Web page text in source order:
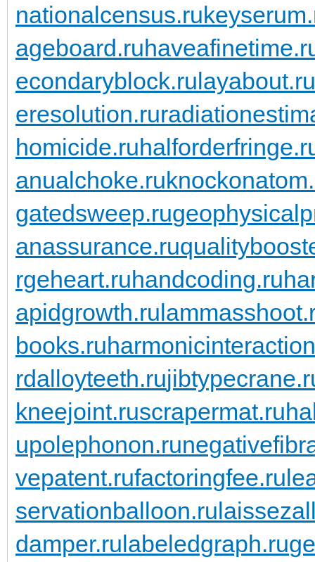
nationalcensus.ru
ageboard.ru
econdaryblock.rulayabout.ru
eresolution.ru
homicide.ru
anualchoke.ru
gatedsweep.ru
anassurance.ru
rgeheart.ruhandcoding.ru
apidgrowth.ru
books.ru
rdalloyteeth.ru
kneejoint.ruscrapermat.ru
upolephonon.ru
vepatent.rufactoringfee.ru
servationballoon.ru
damper.rulabeledgraph.ru